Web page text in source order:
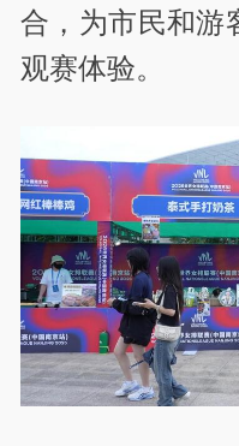
合，为市民和游
观赛体验。